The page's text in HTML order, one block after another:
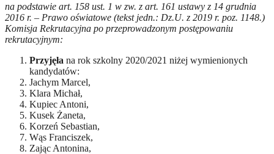
na podstawie art. 158 ust. 1 w zw. z art. 161 ustawy z 14 grudnia
2016 r. – Prawo oświatowe (tekst jedn.: Dz.U. z 2019 r. poz. 1148.)
Komisja Rekrutacyjna po przeprowadzonym postępowaniu
rekrutacyjnym:
Przyjęła na rok szkolny 2020/2021 niżej wymienionych
kandydatów:
Jachym Marcel,
Klara Michał,
Kupiec Antoni,
Kusek Żaneta,
Korzeń Sebastian,
Wąs Franciszek,
Zając Antonina,